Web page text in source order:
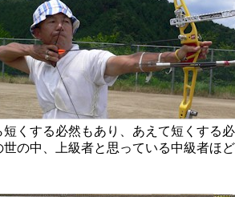
くする必然もあり、あえて短くする
の中、上級者と思っている中級者ほ